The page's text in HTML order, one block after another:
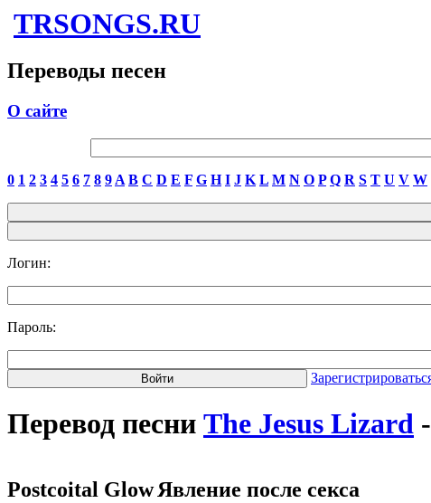
TRSONGS.RU
Переводы песен
О сайте
0 1 2 3 4 5 6 7 8 9 A B C D E F G H I J K L M N O P Q R S T U V W
Логин:
Пароль:
Перевод песни The Jesus Lizard
Postcoital GlowЯвление после секса